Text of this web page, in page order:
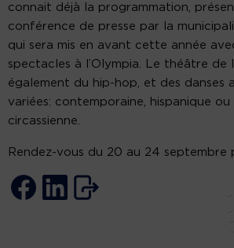
connait déjà la programmation,
conférence de presse par la
qui sera mis en avant cette année
spectacles à l’Olympia. Le théâtre de
également du hip-hop, et des danses
variées: contemporaine, hispanique ou
circassienne.
Rendez-vous du 20 au 24 septembre